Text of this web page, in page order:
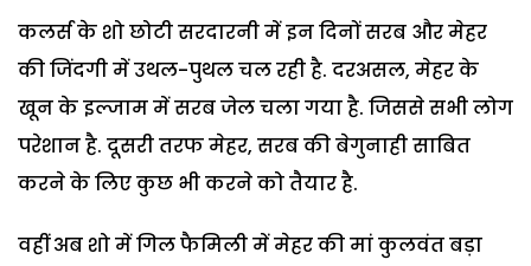
कलर्स के शो छोटी सरदारनी में इन दिनों सरब और मेहर
की जिंदगी में उथल-पुथल चल रही है. दरअसल, मेहर के
खून के इल्जाम में सरब जेल चला गया है. जिससे सभी लोग
परेशान है. दूसरी तरफ मेहर, सरब की बेगुनाही साबित
करने के लिए कुछ भी करने को तैयार है.
वहीं अब शो में गिल फैमिली में मेहर की मां कुलवंत बड़ा